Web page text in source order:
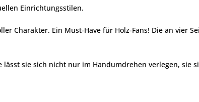
Einrichtungsstilen.
Charakter. Ein Must-Have für Holz-Fans! Die an vier
sie sich nicht nur im Handumdrehen verlegen, sie